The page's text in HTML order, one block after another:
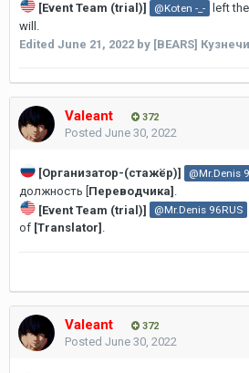
[Event Team (trial)] @Koten -_- left
will.
Edited June 21, 2022 by [BEARS]
Valeant 372
Posted June 30, 2022
[Организатор-(стажёр)] @Mr.Denis
должность [Переводчика]
[Event Team (trial)]
@Mr.Denis 96RUS
of [Translator] .
Valeant 372
Posted June 30, 2022